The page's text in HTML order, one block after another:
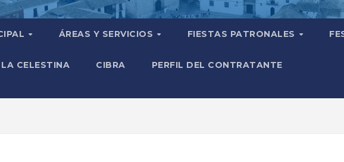
ÁREAS Y SERVICIOS FIESTAS PATRONALES
CELESTINA CIBRA PERFIL DEL CONTRATANTE